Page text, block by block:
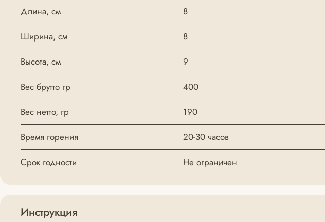
Длина, см 8
Ширина, см 8
Высота, см 9
Вес брутто гр 400
Вес нетто, гр 190
Время горения 20-30 часов
Срок годности Не ограничен
Инструкция